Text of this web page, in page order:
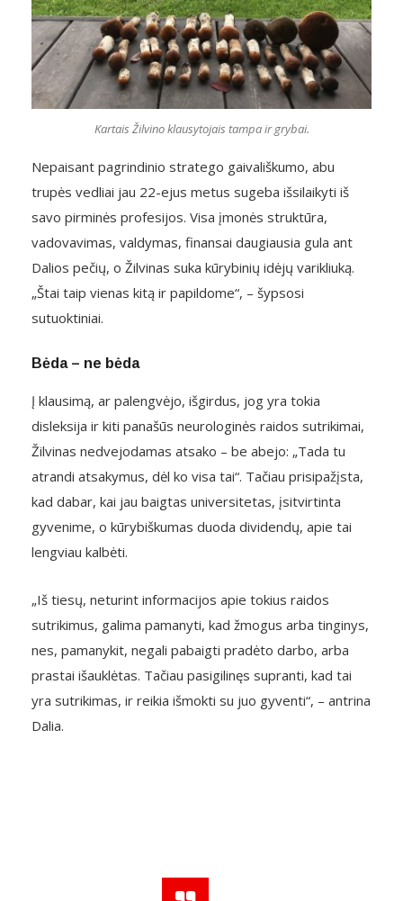
Kartais Žilvino klausytojais tampa ir grybai.
Nepaisant pagrindinio stratego gaivališkumo, abu
trupės vedliai jau 22-ejus metus sugeba išsilaikyti iš
savo pirminės profesijos. Visa įmonės struktūra,
vadovavimas, valdymas, finansai daugiausia gula ant
Dalios pečių, o Žilvinas suka kūrybinių idėjų varikliuką.
„Štai taip vienas kitą ir papildome“, – šypsosi
sutuoktiniai.
Bėda – ne bėda
Į klausimą, ar palengvėjo, išgirdus, jog yra tokia
disleksija ir kiti panašūs neurologinės raidos sutrikimai,
Žilvinas nedvejodamas atsako – be abejo: „Tada tu
atrandi atsakymus, dėl ko visa tai“. Tačiau prisipažįsta,
kad dabar, kai jau baigtas universitetas, įsitvirtinta
gyvenime, o kūrybiškumas duoda dividendų, apie tai
lengviau kalbėti.
„Iš tiesų, neturint informacijos apie tokius raidos
sutrikimus, galima pamanyti, kad žmogus arba tinginys,
nes, pamanykit, negali pabaigti pradėto darbo, arba
prastai išauklėtas. Tačiau pasigilinęs supranti, kad tai
yra sutrikimas, ir reikia išmokti su juo gyventi“, – antrina
Dalia.